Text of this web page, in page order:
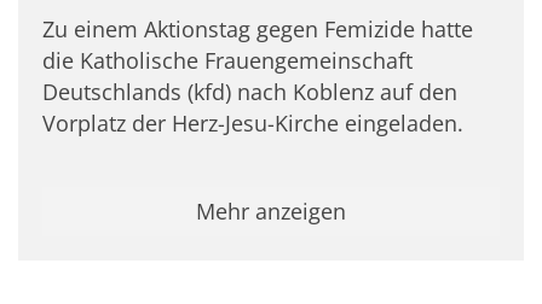
Zu einem Aktionstag gegen Femizide hatte
die Katholische Frauengemeinschaft
Deutschlands (kfd) nach Koblenz auf den
Vorplatz der Herz-Jesu-Kirche eingeladen.
Mehr anzeigen